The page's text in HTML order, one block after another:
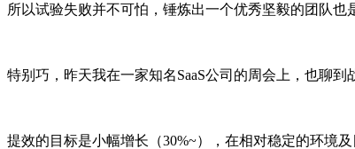
所以试验失败并不可怕，锤炼出一个优秀坚毅的团队也
特别巧，昨天我在一家知名SaaS公司的周会上，也聊到
提效的目标是小幅增长（30%~），在相对稳定的环境